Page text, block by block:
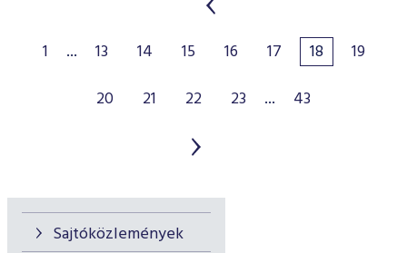
Sajtóközlemények
1 ... 13 14 15 16 17 18
19
20
21 22 23 ... 43